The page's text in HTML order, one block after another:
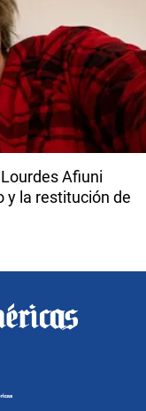
Afiuni
y la restitución de